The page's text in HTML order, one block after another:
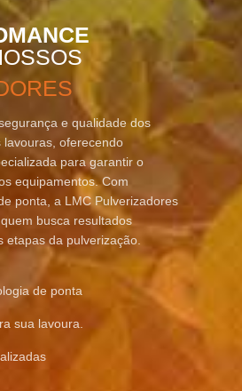
e qualidade dos
lavouras, oferecendo
para garantir o
equipamentos. Com
ponta, a LMC Pulverizadores
busca resultados
da pulverização.
de ponta
sua lavoura.